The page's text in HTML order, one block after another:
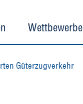
Wettbewerbe
Güterzugverkehr